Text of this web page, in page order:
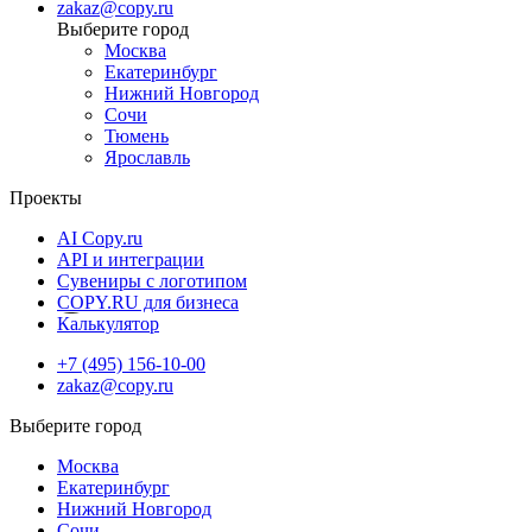
решением для бизнеса, маркетинга и деловых коммуникаций.
zakaz@copy.ru
Москва
Екатеринбург
Нижний Новгород
Сочи
Тюмень
Ярославль
Проекты
AI Copy.ru
API и интеграции
Сувениры с логотипом
COPY.RU для бизнеса
Калькулятор
+7 (495) 156-10-00
zakaz@copy.ru
Москва
Екатеринбург
Нижний Новгород